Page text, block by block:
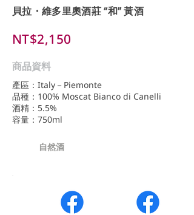
貝拉・維多里奧酒莊 “和” 黃酒
NT$2,150
商品資料
產區：Italy－Piemonte
品種：100% Moscat Bianco di Canelli
酒精：5.5%
容量：750ml
自然酒